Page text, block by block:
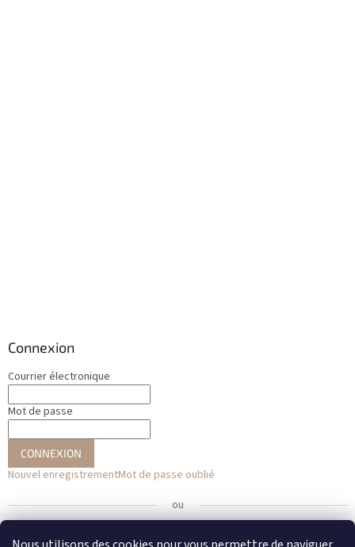
Connexion
Courrier électronique
Mot de passe
CONNEXION
Nouvel enregistrementMot de passe oublié
ou
Se connecter avec Facebook